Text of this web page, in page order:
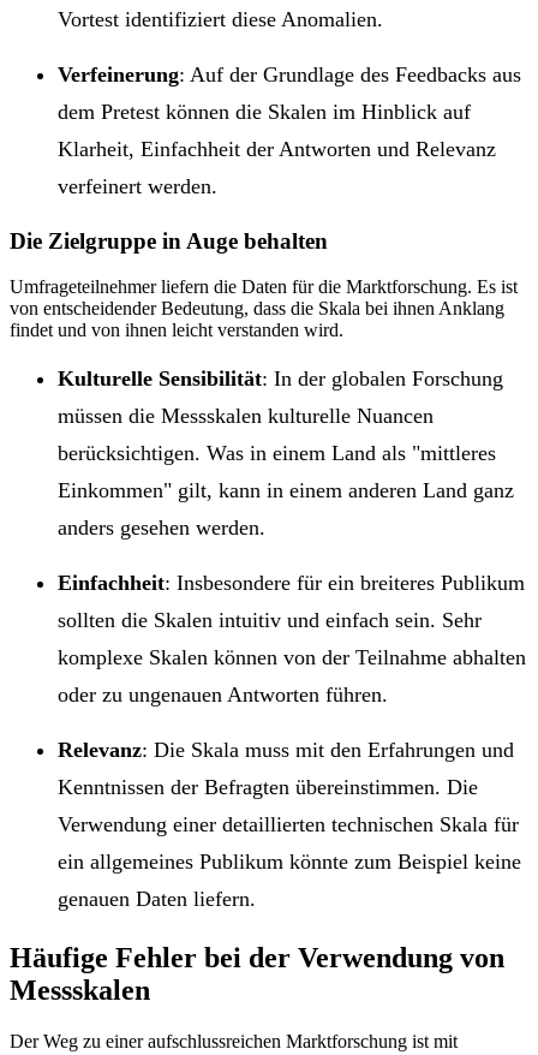
Vortest identifiziert diese Anomalien.
Verfeinerung: Auf der Grundlage des Feedbacks aus
dem Pretest können die Skalen im Hinblick auf
Klarheit, Einfachheit der Antworten und Relevanz
verfeinert werden.
Die Zielgruppe in Auge behalten
Umfrageteilnehmer liefern die Daten für die Marktforschung. Es ist
von entscheidender Bedeutung, dass die Skala bei ihnen Anklang
findet und von ihnen leicht verstanden wird.
Kulturelle Sensibilität: In der globalen Forschung
müssen die Messskalen kulturelle Nuancen
berücksichtigen. Was in einem Land als mittleres
Einkommen
gilt, kann in einem anderen Land ganz
anders gesehen werden.
Einfachheit: Insbesondere für ein breiteres Publikum
sollten die Skalen intuitiv und einfach sein. Sehr
komplexe Skalen können von der Teilnahme abhalten
oder zu ungenauen Antworten führen.
Relevanz: Die Skala muss mit den Erfahrungen und
Kenntnissen der Befragten übereinstimmen. Die
Verwendung einer detaillierten technischen Skala für
ein allgemeines Publikum könnte zum Beispiel keine
genauen Daten liefern.
Häufige Fehler bei der Verwendung von
Messskalen
Der Weg zu einer aufschlussreichen Marktforschung ist mit